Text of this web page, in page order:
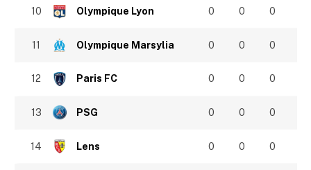
10 Olympique Lyon 0 0 0
11 Olympique Marsylia 0 0 0
12 Paris FC 0 0 0
13 PSG 0 0 0
14 Lens 0 0 0